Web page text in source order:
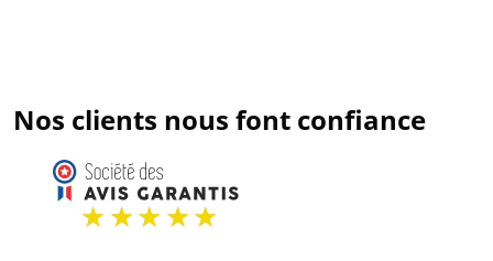
Nos clients nous font confiance